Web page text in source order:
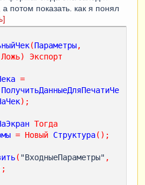
( РезультатПечатиЧек
// здесь проходит в
форму и открывает
+ заходит в общий
потом показать. как я понял
(Параметры,
Ложь) Экспорт
=
ПолучитьДанныеДляПечатиЧе
);
Тогда
= Новый Структура();
( "ВходныеПараметры" ,